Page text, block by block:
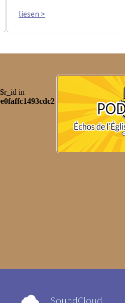
liesen >
SoundCloud